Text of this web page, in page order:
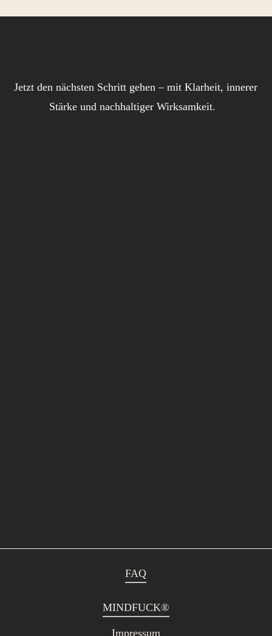
Jetzt den nächsten Schritt gehen – mit Klarheit, innerer
Stärke und nachhaltiger Wirksamkeit.
FAQ
MINDFUCK®
Impressum